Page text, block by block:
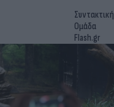
Συντακτική
Ομάδα
Flash.gr